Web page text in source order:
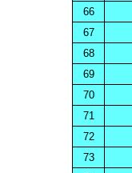
66
67
68
69
70
71
72
73